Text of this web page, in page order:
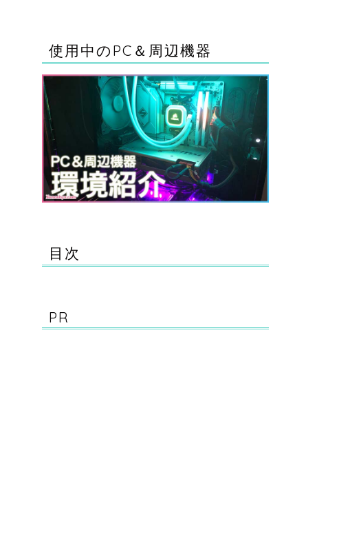
使用中のPC＆周辺機器
目次
PR